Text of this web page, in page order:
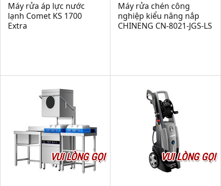
Máy rửa áp lực nước
lạnh Comet KS 1700
Extra
Máy rửa chén công
nghiệp kiểu nâng nắp
CHINENG CN-8021-JGS-LS
VUI LÒNG GỌI VUI LÒNG GỌI